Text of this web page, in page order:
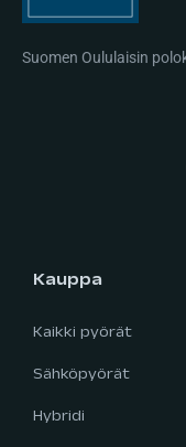
Suomen Oululaisin
Kauppa
Kaikki pyörät
Sähköpyörät
Hybridi